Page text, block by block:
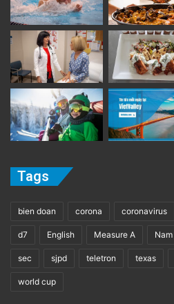
Tags
bien doan corona coronavirus
d7 English Measure A
sec sjpd teletron texas
world cup